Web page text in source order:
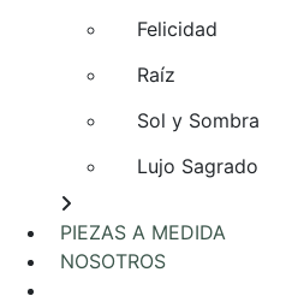
Felicidad
Raíz
Sol y Sombra
Lujo Sagrado
PIEZAS A MEDIDA
NOSOTROS